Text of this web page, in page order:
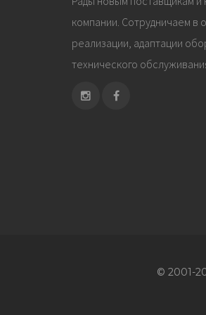
компании. Сотрудничаем в
реализации, адаптации
технического
© 2001-